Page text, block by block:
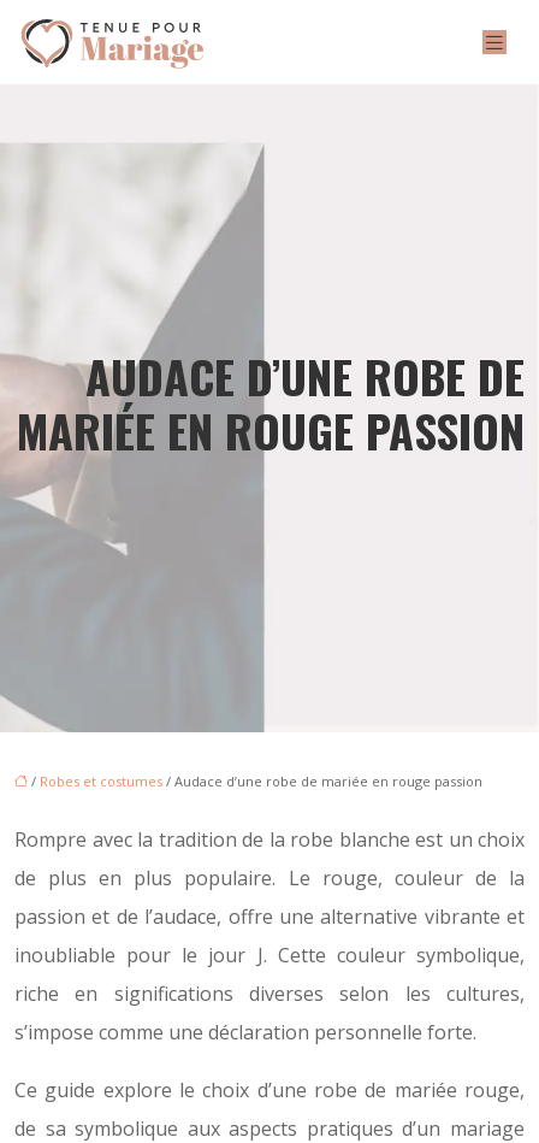
AUDACE D’UNE ROBE DE
MARIÉE EN ROUGE PASSION
/ Robes et costumes / Audace d’une robe de mariée en rouge passion
Rompre avec la tradition de la robe blanche est un choix
de plus en plus populaire. Le rouge, couleur de la
passion et de l’audace, offre une alternative vibrante et
inoubliable pour le jour J. Cette couleur symbolique,
riche en significations diverses selon les cultures,
s’impose comme une déclaration personnelle forte.
Ce guide explore le choix d’une robe de mariée rouge,
de sa symbolique aux aspects pratiques d’un mariage